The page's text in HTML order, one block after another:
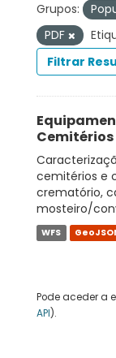
Grupos:
PDF
Filtrar
Cemitérios
cemitérios e
crematório,
mosteiro/
WFS
Pode aceder a
API).